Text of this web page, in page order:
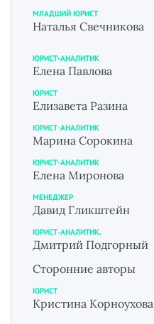
МЛАДШИЙ ЮРИСТ
Наталья Свечникова
ЮРИСТ-АНАЛИТИК
Елена Павлова
ЮРИСТ
Елизавета Разина
ЮРИСТ-АНАЛИТИК
Марина Сорокина
ЮРИСТ-АНАЛИТИК
Елена Миронова
МЕНЕДЖЕР
Давид Гликштейн
ЮРИСТ-АНАЛИТИК.
Дмитрий Подгорный
Сторонние авторы
ЮРИСТ
Кристина Корноухова